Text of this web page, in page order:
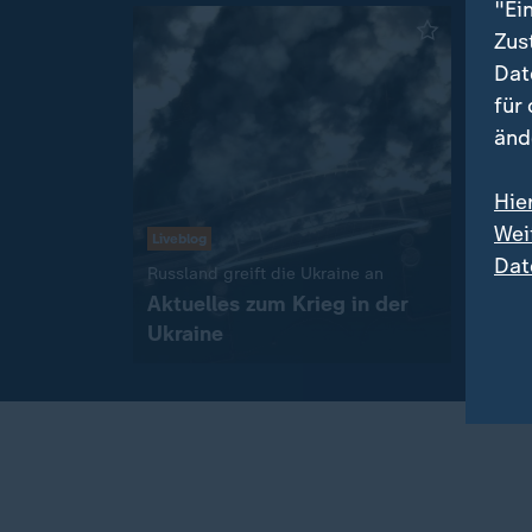
Liveblog
Russland greift die Ukraine an
Aktuelles zum Krieg in der
Ukraine
für